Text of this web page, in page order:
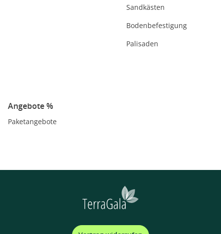
Sandkästen
Bodenbefestigung
Palisaden
Angebote %
Paketangebote